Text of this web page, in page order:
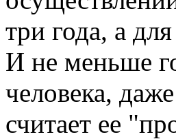
три года, а
И не меньше
человека,
считает ее